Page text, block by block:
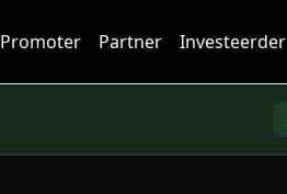
Promoter Partner Investeerder